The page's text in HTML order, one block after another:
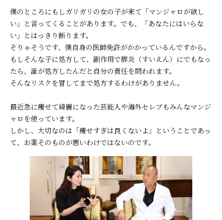
僕のところにもしガリガリの女の子が来て「マンジャロが欲し
い」と言ってくることがあります。でも、「あなたにはいらな
い」とはっきり断ります。
そりゃそうです、僕自身の医師免許がかかっているんですから。
もしそんな子に処方して、副作用で膵炎（すいえん）にでもなっ
たら、誰が処方したんだと自分の責任を問われます。
そんなリスクを冒してまで処方するわけがありません。
最近急に痩せて綺麗になった芸能人や海外セレブもみんなマンジ
ャロを使っています。
しかし、大切なのは「痩せすぎは良くないよ」ということであっ
て、お薬そのものが悪いわけではないのです。